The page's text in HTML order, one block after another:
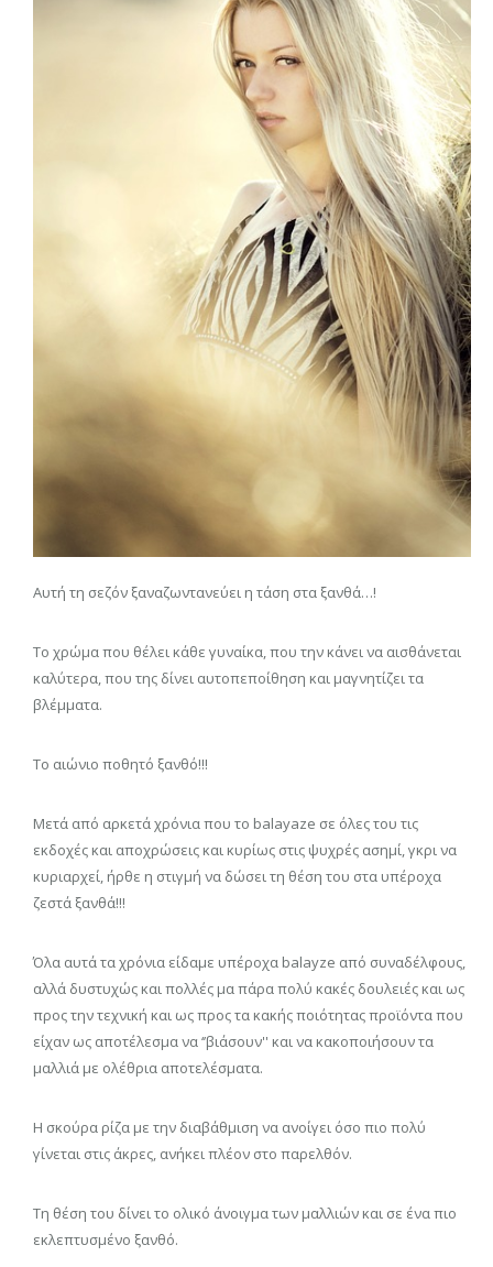
Αυτή τη σεζόν ξαναζωντανεύει η τάση στα ξανθά…!
Το χρώμα που θέλει κάθε γυναίκα, που την κάνει να αισθάνεται
καλύτερα, που της δίνει αυτοπεποίθηση και μαγνητίζει τα
βλέμματα.
Το αιώνιο ποθητό ξανθό!!!
Μετά από αρκετά χρόνια που το balayaze σε όλες του τις
εκδοχές και αποχρώσεις και κυρίως στις ψυχρές ασημί, γκρι να
κυριαρχεί, ήρθε η στιγμή να δώσει τη θέση του στα υπέροχα
ζεστά ξανθά!!!
Όλα αυτά τα χρόνια είδαμε υπέροχα balayze από συναδέλφους,
αλλά δυστυχώς και πολλές μα πάρα πολύ κακές δουλειές και ως
προς την τεχνική και ως προς τα κακής ποιότητας προϊόντα που
είχαν ως αποτέλεσμα να ‘’βιάσουν'' και να κακοποιήσουν τα
μαλλιά με ολέθρια αποτελέσματα.
Η σκούρα ρίζα με την διαβάθμιση να ανοίγει όσο πιο πολύ
γίνεται στις άκρες, ανήκει πλέον στο παρελθόν.
Τη θέση του δίνει το ολικό άνοιγμα των μαλλιών και σε ένα πιο
εκλεπτυσμένο ξανθό.